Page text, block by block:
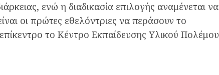
ενώ η διαδικασία επιλογής αναμένεται να
οι πρώτες εθελόντριες να περάσουν το
το Κέντρο Εκπαίδευσης Υλικού Πολέμου